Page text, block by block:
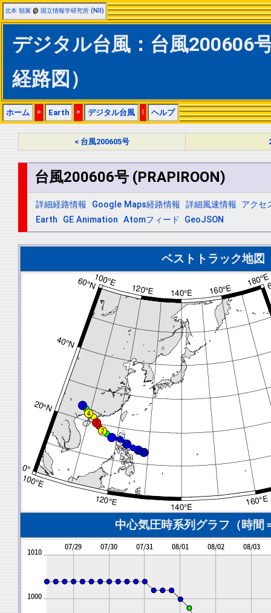
北本 朝展 @ 国立情報学研究所 (NII)
デジタル台風：台風200606
経路図）
ホーム > Earth > デジタル台風 | ヘルプ
< 台風200605号
台風200606号 (PRAPIROON)
詳細経路情報 Google Maps経路情報 詳細風速情報 アクセ
Earth
GE Animation Atomフィード GeoJSON
ベストトラック地図
中心気圧時系列グラフ（時間